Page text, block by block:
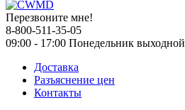
Перезвоните мне!
8-800-511-35-05
09:00 - 17:00 Понедельник выходной
Доставка
Разъяснение цен
Контакты